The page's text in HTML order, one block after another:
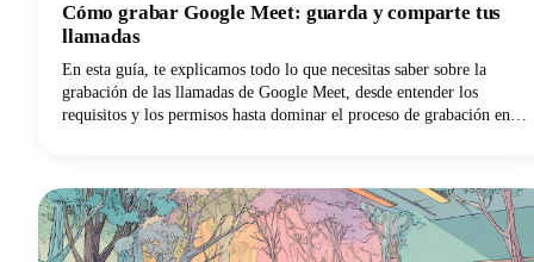
Cómo grabar Google Meet: guarda y comparte tus
llamadas
En esta guía, te explicamos todo lo que necesitas saber sobre la
grabación de las llamadas de Google Meet, desde entender los
requisitos y los permisos hasta dominar el proceso de grabación en